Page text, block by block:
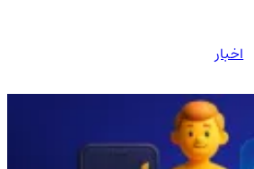
اخبار